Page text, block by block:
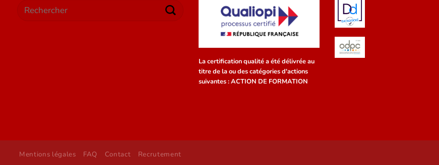
La certification qualité a été délivrée au
titre de la ou des catégories d'actions
suivantes : ACTION DE FORMATION
Mentions légales FAQ Contact Recrutement